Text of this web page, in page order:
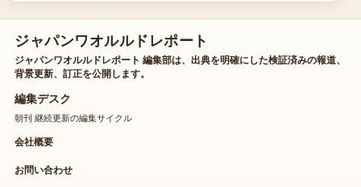
ジャパンワオルルドレポート
ジャパンワオルルドレポート 編集部は、出典を明確にした検証済みの報道、
背景更新、訂正を公開します。
編集デスク
朝刊 継続更新の編集サイクル
会社概要
お問い合わせ